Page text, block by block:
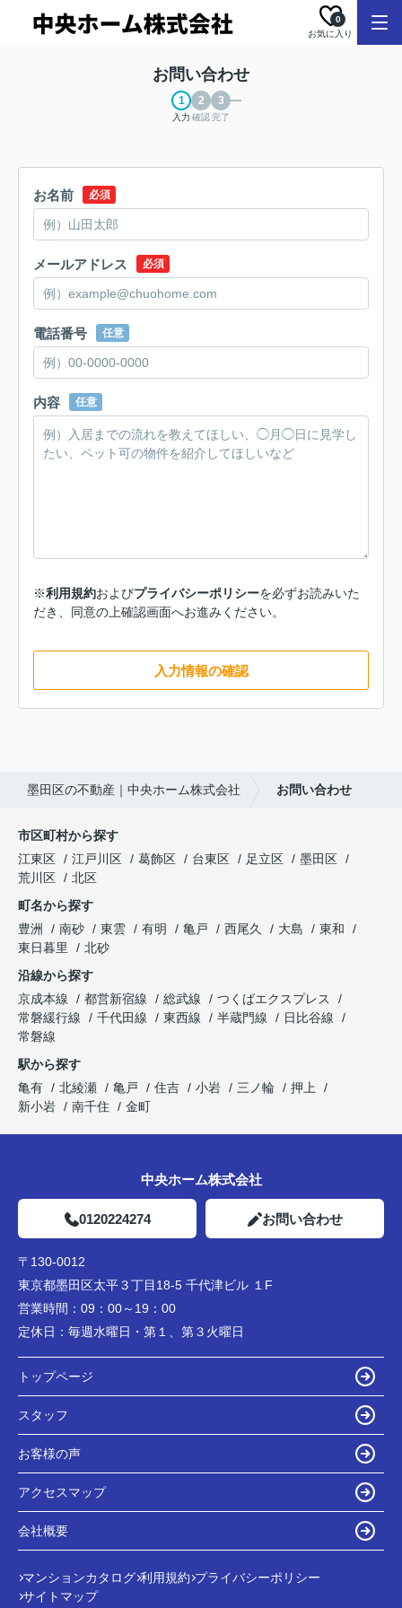
お気に入り
0
お問い合わせ
入力 確認完了
お名前 必須
メールアドレス 必須
電話番号 任意
内容 任意
※利用規約およびプライバシーポリシーを必ずお読みいた
だき、同意の上確認画面へお進みください。
入力情報の確認
墨田区の不動産｜中央ホーム株式会社 お問い合わせ
市区町村から探す
江東区
江戸川区 葛飾区 台東区 足立区
墨田区
荒川区
北区
町名から探す
豊洲
南砂 東雲 有明 亀戸 西尾久 大島
東和
東日暮里
北砂
沿線から探す
京成本線
都営新宿線 総武線
つくばエクスプレス
常磐緩行線
千代田線 東西線 半蔵門線
日比谷線
常磐線
駅から探す
亀有
北綾瀬 亀戸 住吉 小岩 三ノ輪
押上
新小岩
南千住 金町
中央ホーム株式会社
0120224274 お問い合わせ
〒130-0012
東京都墨田区太平３丁目18-5 千代津ビル １F
営業時間： 09：00～19：00
定休日： 毎週水曜日・第１、第３火曜日
トップページ
スタッフ
お客様の声
アクセスマップ
会社概要
マンションカタログ 利用規約 プライバシーポリシー
サイトマップ